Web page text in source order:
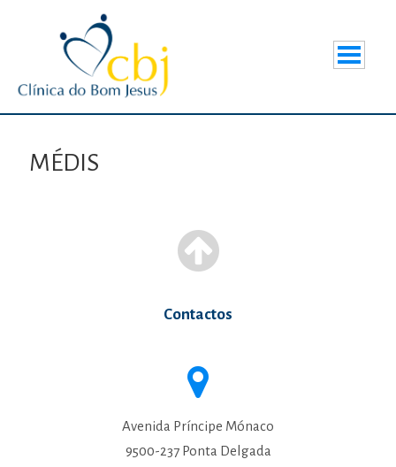
MÉDIS
Contactos
Avenida Príncipe Mónaco
9500-237 Ponta Delgada